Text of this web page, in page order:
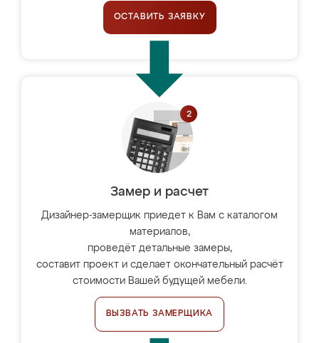
ОСТАВИТЬ ЗАЯВКУ
Замер и расчет
Дизайнер-замерщик приедет к Вам с каталогом
материалов,
проведёт детальные замеры,
составит проект и сделает окончательный расчёт
стоимости Вашей будущей мебели.
ВЫЗВАТЬ ЗАМЕРЩИКА